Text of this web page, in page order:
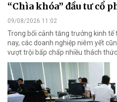
“Chìa khóa” đầu tư cổ
09/08/2026 11:02
Trong bối cảnh tăng trưởng kinh
nay, các doanh nghiệp niêm yết
vượt trội bấp chấp nhiều thách thức.